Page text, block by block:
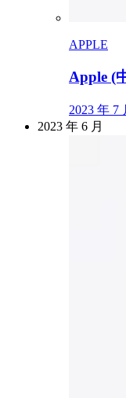
APPLE
Apple (
2023 年 7
2023 年 6 月